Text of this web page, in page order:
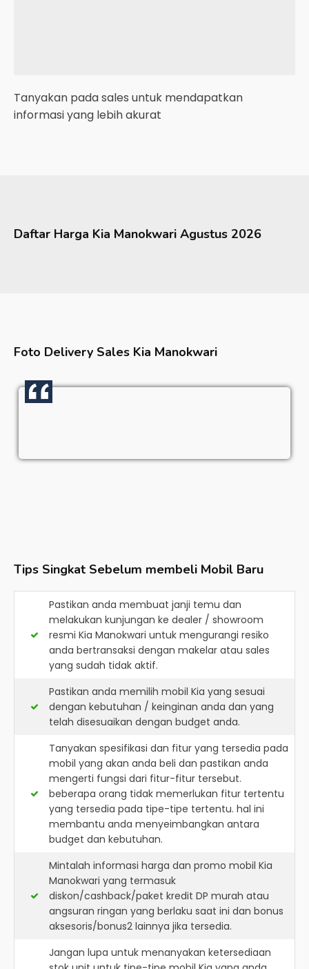
Tanyakan pada sales untuk mendapatkan
informasi yang lebih akurat
Daftar Harga Kia Manokwari Agustus 2026
Foto Delivery Sales Kia Manokwari
Tips Singkat Sebelum membeli Mobil Baru
Pastikan anda membuat janji temu dan
melakukan kunjungan ke dealer / showroom
resmi Kia Manokwari untuk mengurangi resiko
anda bertransaksi dengan makelar atau sales
yang sudah tidak aktif.
Pastikan anda memilih mobil Kia yang sesuai
dengan kebutuhan / keinginan anda dan yang
telah disesuaikan dengan budget anda.
Tanyakan spesifikasi dan fitur yang tersedia pada
mobil yang akan anda beli dan pastikan anda
mengerti fungsi dari fitur-fitur tersebut.
beberapa orang tidak memerlukan fitur tertentu
yang tersedia pada tipe-tipe tertentu. hal ini
membantu anda menyeimbangkan antara
budget dan kebutuhan.
Mintalah informasi harga dan promo mobil Kia
Manokwari yang termasuk
diskon/cashback/paket kredit DP murah atau
angsuran ringan yang berlaku saat ini dan bonus
aksesoris/bonus2 lainnya jika tersedia.
Jangan lupa untuk menanyakan ketersediaan